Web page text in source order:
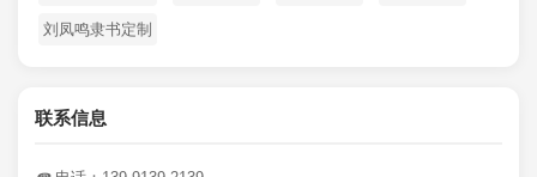
刘凤鸣隶书定制
联系信息